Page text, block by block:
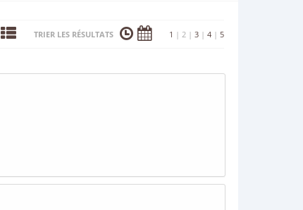
1 | 2 | 3 | 4 | 5
TRIER LES RÉSULTATS